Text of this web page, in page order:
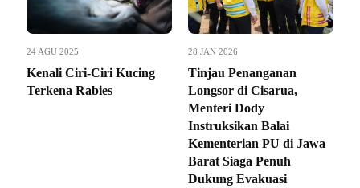
24 AGU 2025
Kenali Ciri-Ciri Kucing
Terkena Rabies
28 JAN 2026
Tinjau Penanganan
Longsor di Cisarua,
Menteri Dody
Instruksikan Balai
Kementerian PU di Jawa
Barat Siaga Penuh
Dukung Evakuasi